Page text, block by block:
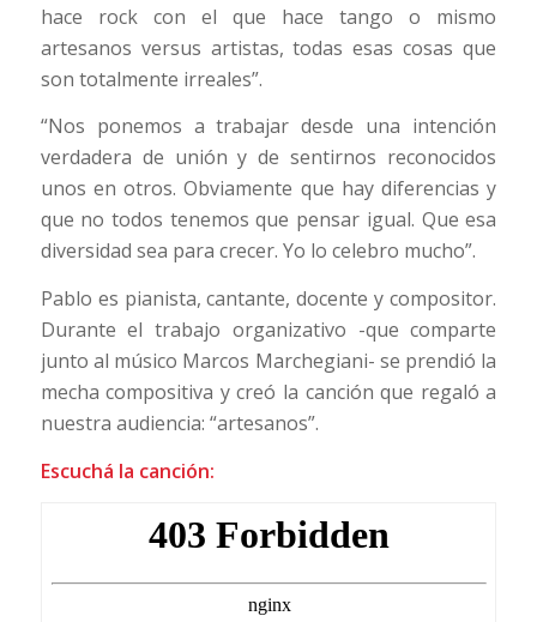
hace rock con el que hace tango o mismo
artesanos versus artistas, todas esas cosas que
son totalmente irreales”.
“Nos ponemos a trabajar desde una intención
verdadera de unión y de sentirnos reconocidos
unos en otros. Obviamente que hay diferencias y
que no todos tenemos que pensar igual. Que esa
diversidad sea para crecer. Yo lo celebro mucho”.
Pablo es pianista, cantante, docente y compositor.
Durante el trabajo organizativo -que comparte
junto al músico Marcos Marchegiani- se prendió la
mecha compositiva y creó la canción que regaló a
nuestra audiencia: “artesanos”.
Escuchá la canción: